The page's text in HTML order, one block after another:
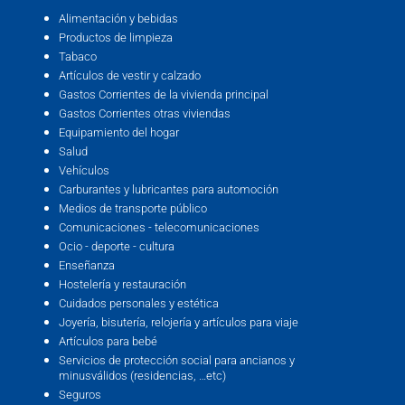
Alimentación y bebidas
Productos de limpieza
Tabaco
Artículos de vestir y calzado
Gastos Corrientes de la vivienda principal
Gastos Corrientes otras viviendas
Equipamiento del hogar
Salud
Vehículos
Carburantes y lubricantes para automoción
Medios de transporte público
Comunicaciones - telecomunicaciones
Ocio - deporte - cultura
Enseñanza
Hostelería y restauración
Cuidados personales y estética
Joyería, bisutería, relojería y artículos para viaje
Artículos para bebé
Servicios de protección social para ancianos y
minusválidos (residencias, …etc)
Seguros